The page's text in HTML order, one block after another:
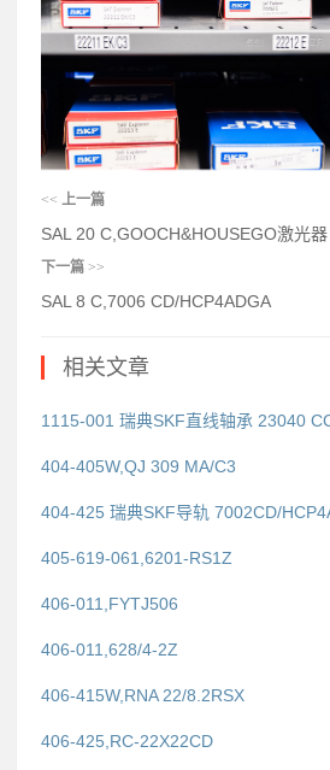
<< 上一篇
SAL 20 C,GOOCH&HOUSEGO激光器
下一篇 >>
SAL 8 C,7006 CD/HCP4ADGA
相关文章
1115-001 瑞典SKF直线轴承 23040
404-405W,QJ 309 MA/C3
404-425 瑞典SKF导轨 7002CD/
405-619-061,6201-RS1Z
406-011,FYTJ506
406-011,628/4-2Z
406-415W,RNA 22/8.2RSX
406-425,RC-22X22CD